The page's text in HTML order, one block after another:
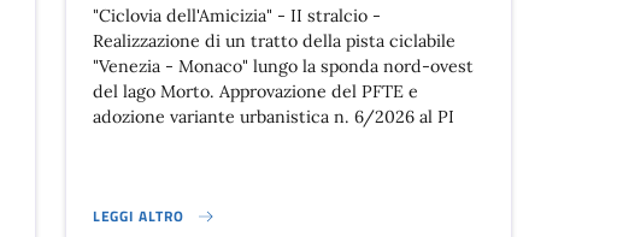
"Ciclovia dell'Amicizia" - II stralcio -
Realizzazione di un tratto della pista ciclabile
"Venezia - Monaco" lungo la sponda nord-ovest
del lago Morto. Approvazione del PFTE e
adozione variante urbanistica n. 6/2026 al PI
LEGGI ALTRO
VARIANTE URBANISTICA N. 6 AL PIANO DEGLI INTERVENTI}